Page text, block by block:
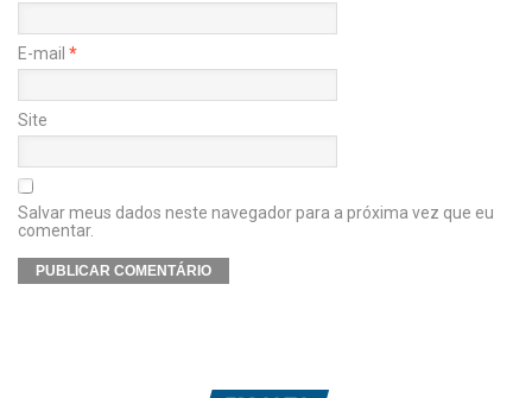
E-mail *
Site
Salvar meus dados neste navegador para a próxima vez que eu
comentar.